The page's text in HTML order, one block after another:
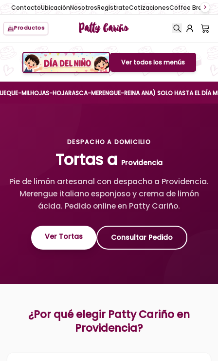
ContactoUbicaciónNosotrosRegistrateCotizacionesCoffee Break
Productos Patty Cariño
Boton de menu
Ver todos los menús
MILHOJAS-HOJARASCA-MERENGUE-REINA ANA) SOLO HASTA EL DÍA
DESPACHO A DOMICILIO
Tortas a Providencia
Pie de limón artesanal con despacho a Providencia.
Merengue italiano esponjoso y crema de limón
ácida. Pedido online en Patty Cariño.
Ver Tortas Consultar Pedido
¿Por qué elegir Patty Cariño en
Providencia?